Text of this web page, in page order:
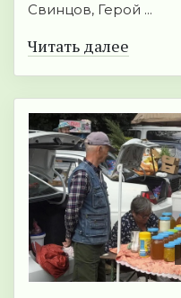
Свинцов, Герой ...
Читать далее